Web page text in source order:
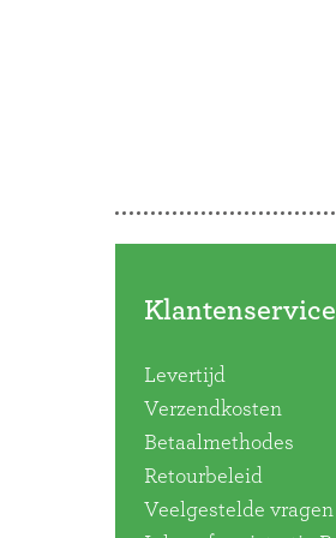
Klantenservice
Levertijd
Verzendkosten
Betaalmethodes
Retourbeleid
Veelgestelde vragen